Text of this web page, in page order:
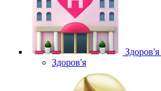
Здоров'я
Здоров'я